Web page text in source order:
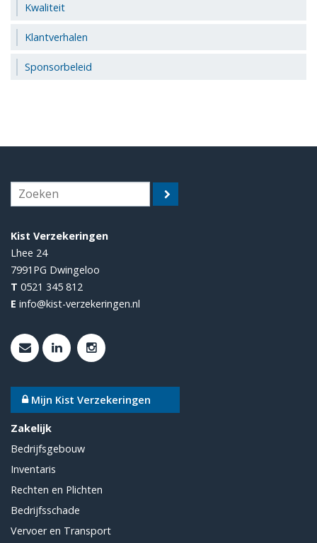
Kwaliteit
Klantverhalen
Sponsorbeleid
Kist Verzekeringen
Lhee 24
7991PG Dwingeloo
T 0521 345 812
E info@kist-verzekeringen.nl
Mijn Kist Verzekeringen
Zakelijk
Bedrijfsgebouw
Inventaris
Rechten en Plichten
Bedrijfsschade
Vervoer en Transport